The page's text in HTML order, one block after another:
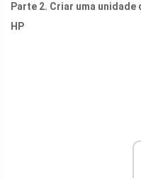
Parte 2. Criar uma unidade
HP